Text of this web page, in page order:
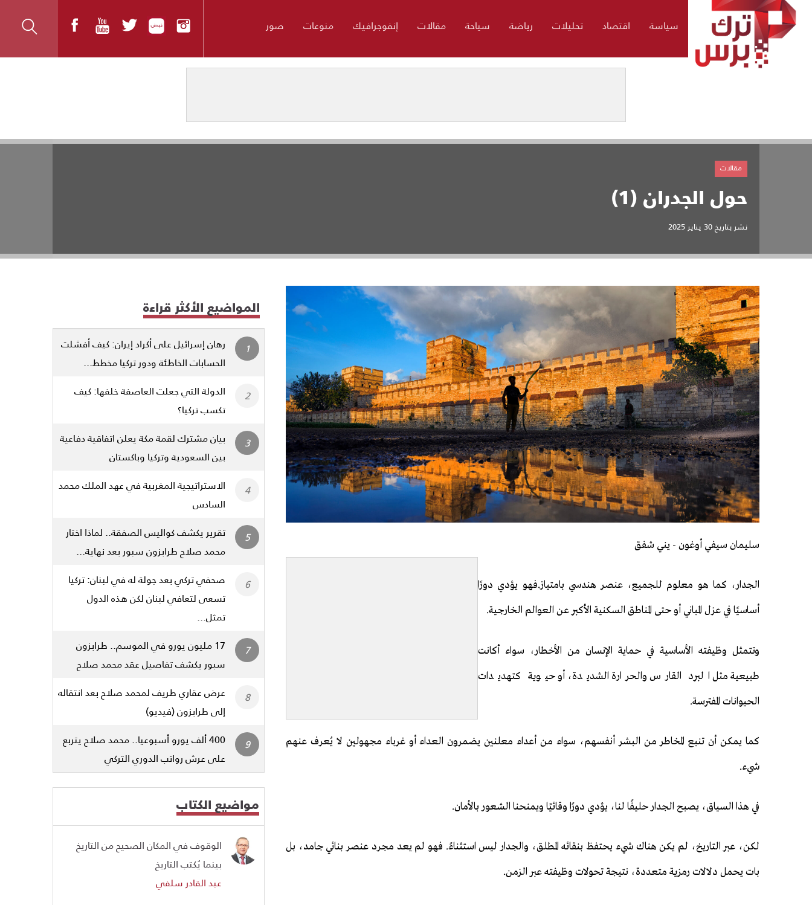
سياسة اقتصاد تحليلات رياضة سياحة مقالات إنفوجرافيك منوعات صور
حول الجدران (1)
نشر بتاريخ30 يناير 2025
مقالات
سليمان سيفي أوغون - يني شفق
الجدار، كما هو معلوم للجميع، عنصر هندسي بامتياز.فهو يؤدي دورًا
أساسيًا في عزل المباني أو حتى المناطق السكنية الأكبر عن العوالم الخارجية.
وتتمثل وظيفته الأساسية في حماية الإنسان من الأخطار، سواء أكانت
طبيعية مثل البرد القارس والحرارة الشديدة، أو حيوية كتهديدات
الحيوانات المفترسة.
كما يمكن أن تنبع المخاطر من البشر أنفسهم، سواء من أعداء معلنين يضمرون العداء أو غرباء مجهولين لا يُعرف عنهم
شيء.
في هذا السياق، يصبح الجدار حليفًا لنا، يؤدي دورًا وقائيًا ويمنحنا الشعور بالأمان.
لكن، عبر التاريخ، لم يكن هناك شيء يحتفظ بنقائه المطلق، والجدار ليس استثناءً. فهو لم يعد مجرد عنصر بنائي جامد، بل
بات يحمل دلالات رمزية متعددة، نتيجة تحولات وظيفته عبر الزمن.
المواضيع الأكثر قراءة
رهان إسرائيل على أكراد إيران: كيف أفشلت
الحسابات الخاطئة ودور تركيا مخطط...
الدولة التي جعلت العاصفة خلفها: كيف
تكسب تركيا؟
بيان مشترك لقمة مكة يعلن اتفاقية دفاعية
بين السعودية وتركيا وباكستان
الاستراتيجية المغربية في عهد الملك محمد
السادس
تقرير يكشف كواليس الصفقة.. لماذا اختار
محمد صلاح طرابزون سبور بعد نهاية...
صحفي تركي بعد جولة له في لبنان: تركيا
تسعى لتعافي لبنان لكن هذه الدول
تمثل...
17 مليون يورو في الموسم.. طرابزون
سبور يكشف تفاصيل عقد محمد صلاح
عرض عقاري طريف لمحمد صلاح بعد انتقاله
إلى طرابزون (فيديو)
400 ألف يورو أسبوعيا.. محمد صلاح يتربع
على عرش رواتب الدوري التركي
مواضيع الكتاب
الوقوف في المكان الصحيح من التاريخ
بينما يُكتب التاريخ
عبد القادر سلفي